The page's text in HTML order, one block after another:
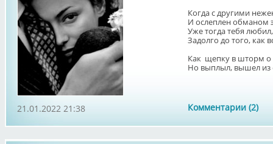
Когда с другими
И ослеплен обманом
Уже тогда тебя любил,
Задолго до того, как
Как щепку в шторм о
Но выплыл, вышел из
Комментарии (2)
21.01.2022 21:38